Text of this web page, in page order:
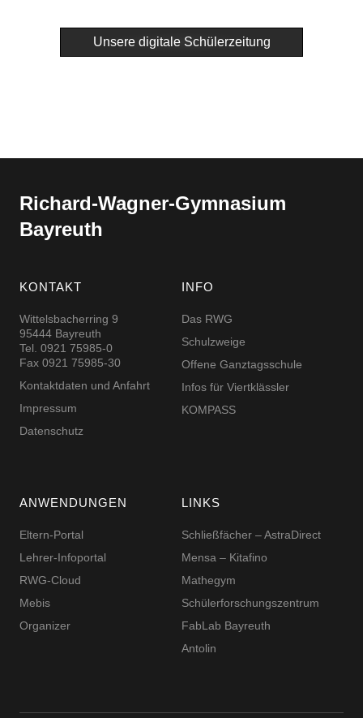
Unsere digitale Schülerzeitung
Richard-​​Wagner-​​Gymnasium
Bayreuth
KONTAKT
Wittelsbacherring 9
95444 Bayreuth
Tel. 0921 75985-0
Fax 0921 75985-30
Kontaktdaten und Anfahrt
Impressum
Datenschutz
INFO
Das RWG
Schulzweige
Offene Ganztagsschule
Infos für Viertklässler
KOMPASS
ANWENDUNGEN
Eltern-Portal
Lehrer-Infoportal
RWG-Cloud
Mebis
Organizer
LINKS
Schließfächer – AstraDirect
Mensa – Kitafino
Mathegym
Schüler­for­schungs­zentrum
FabLab Bayreuth
Antolin